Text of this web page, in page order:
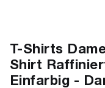
T-Shirts
Shirt
Einfarbig -